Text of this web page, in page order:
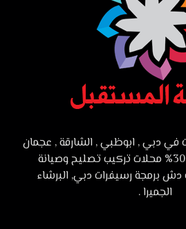
في دبي , ابوظبي , الشارقة , عجمان
:ارخص اسعار خصم 30% محلات تركيب تصليح وصيانة
برمجة رسيفرات دبي, البرشاء
الجميرا .